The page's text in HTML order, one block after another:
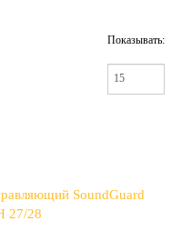
Показывать: